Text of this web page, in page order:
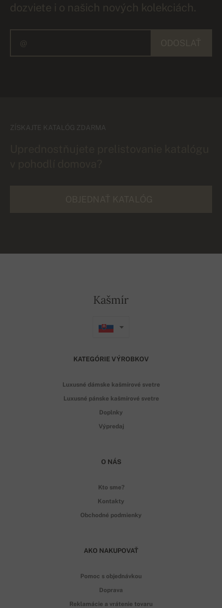
dozviete i o našich nových kolekciách.
ZÍSKAJTE KATALÓG ZDARMA
Kašmír
KATEGÓRIE VÝROBKOV
Luxusné dámske kašmírové svetre
Luxusné pánske kašmírové svetre
Doplnky
Výpredaj
O NÁS
Kto sme?
Kontakty
Obchodné podmienky
AKO NAKUPOVAŤ
Pomoc s objednávkou
Doprava
Reklamácie a vrátenie tovaru